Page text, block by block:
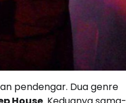
pendengar. Dua genre